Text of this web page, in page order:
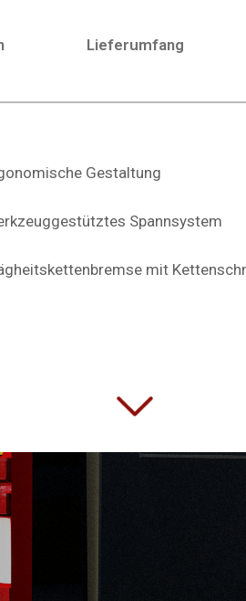
Lieferumfang
Gestaltung
Spannsystem
mit